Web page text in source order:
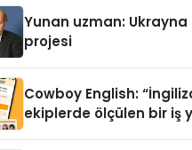
Yunan uzman: Ukrayna
projesi
Cowboy English:
ekiplerde ölçülen bir iş